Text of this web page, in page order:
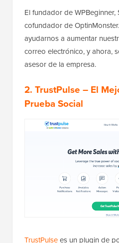
El fundador de
cofundador de
ayudarnos a aumentar
correo electrónico, y ahora,
asesor de la empresa.
2. TrustPulse – El
Prueba Social
TrustPulsees un plugin de